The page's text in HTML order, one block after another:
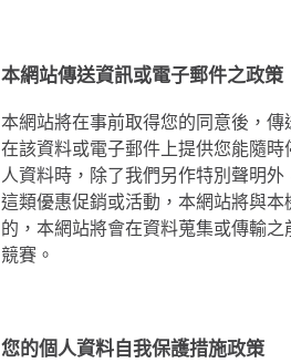
本網站傳送資訊或電子郵件之政策
本網站將在事前取得您的同意後，
在該資料或電子郵件上提供您能隨
人資料時，除了我們另作特別聲明
這類優惠促銷或活動，本網站將與
的，本網站將會在資料蒐集或傳輸
競賽。
您的個人資料自我保護措施政策